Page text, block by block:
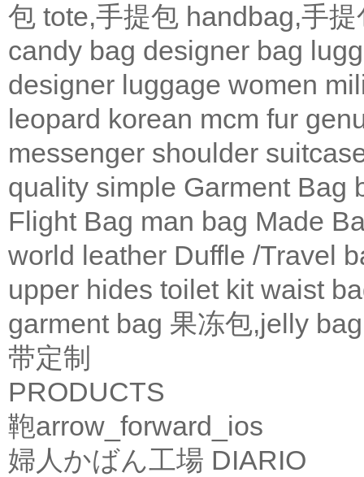
包 tote,手提包 handbag,手提
candy bag designer bag
designer luggage women
leopard korean mcm fur
messenger shoulder
quality simple Garment Bag
Flight Bag man bag Made
world leather Duffle /Travel
upper hides toilet kit waist
garment bag 果冻包,jelly bag
带定制
PRODUCTS
鞄arrow_forward_ios
婦人かばん工場 DIARIO